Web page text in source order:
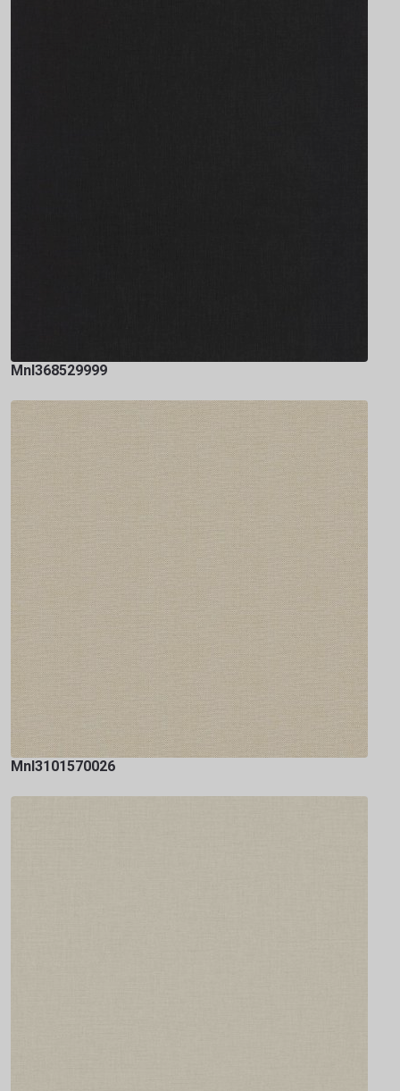
Mnl368529999
Mnl3101570026